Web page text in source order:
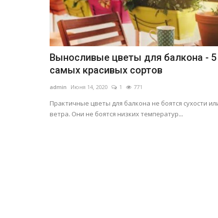
Выносливые цветы для балкона - 5
самых красивых сортов
admin Июня 14, 2020 1 771
Практичные цветы для балкона не боятся сухости
ветра. Они не боятся низких температур...